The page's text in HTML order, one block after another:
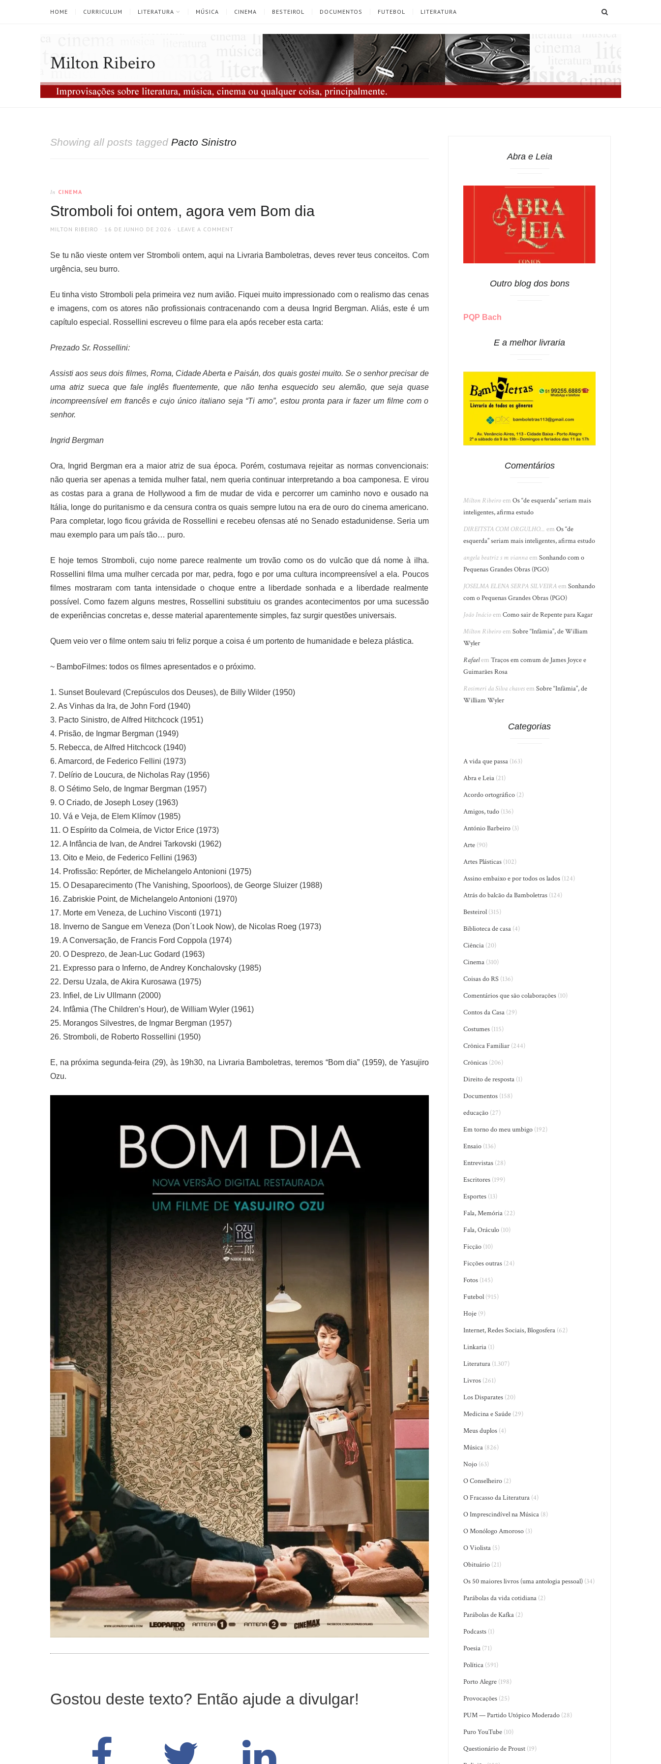
HOME CURRICULUM LITERATURA MÚSICA CINEMA BESTEIROL DOCUMENTOS FUTEBOL LITERATURA
Milton Ribeiro
Showing all posts tagged Pacto Sinistro
In CINEMA
Stromboli foi ontem, agora vem Bom dia
AUTHOR
MILTON RIBEIRO
POSTED
16 DE JUNHO DE 2026 LEAVE A COMMENT
Se tu não vieste ontem ver Stromboli ontem, aqui na Livraria Bamboletras, deves rever teus conceitos. Com
urgência, seu burro.
Eu tinha visto Stromboli pela primeira vez num avião. Fiquei muito impressionado com o realismo das cenas
e imagens, com os atores não profissionais contracenando com a deusa Ingrid Bergman. Aliás, este é um
capítulo especial. Rossellini escreveu o filme para ela após receber esta carta:
Prezado Sr. Rossellini:
Assisti aos seus dois filmes, Roma, Cidade Aberta e Paisán, dos quais gostei muito. Se o senhor precisar de
uma atriz sueca que fale inglês fluentemente, que não tenha esquecido seu alemão, que seja quase
incompreensível em francês e cujo único italiano seja “Ti amo”, estou pronta para ir fazer um filme com o
senhor.
Ingrid Bergman
Ora, Ingrid Bergman era a maior atriz de sua época. Porém, costumava rejeitar as normas convencionais:
não queria ser apenas a temida mulher fatal, nem queria continuar interpretando a boa camponesa. E virou
as costas para a grana de Hollywood a fim de mudar de vida e percorrer um caminho novo e ousado na
Itália, longe do puritanismo e da censura contra os quais sempre lutou na era de ouro do cinema americano.
Para completar, logo ficou grávida de Rossellini e recebeu ofensas até no Senado estadunidense. Seria um
mau exemplo para um país tão… puro.
E hoje temos Stromboli, cujo nome parece realmente um trovão como os do vulcão que dá nome à ilha.
Rossellini filma uma mulher cercada por mar, pedra, fogo e por uma cultura incompreensível a ela. Poucos
filmes mostraram com tanta intensidade o choque entre a liberdade sonhada e a liberdade realmente
possível. Como fazem alguns mestres, Rossellini substituiu os grandes acontecimentos por uma sucessão
de experiências concretas e, desse material aparentemente simples, faz surgir questões universais.
Quem veio ver o filme ontem saiu tri feliz porque a coisa é um portento de humanidade e beleza plástica.
~ BamboFilmes: todos os filmes apresentados e o próximo.
1. Sunset Boulevard (Crepúsculos dos Deuses), de Billy Wilder (1950)
2. As Vinhas da Ira, de John Ford (1940)
3. Pacto Sinistro, de Alfred Hitchcock (1951)
4. Prisão, de Ingmar Bergman (1949)
5. Rebecca, de Alfred Hitchcock (1940)
6. Amarcord, de Federico Fellini (1973)
7. Delírio de Loucura, de Nicholas Ray (1956)
8. O Sétimo Selo, de Ingmar Bergman (1957)
9. O Criado, de Joseph Losey (1963)
10. Vá e Veja, de Elem Klímov (1985)
11. O Espírito da Colmeia, de Victor Erice (1973)
12. A Infância de Ivan, de Andrei Tarkovski (1962)
13. Oito e Meio, de Federico Fellini (1963)
14. Profissão: Repórter, de Michelangelo Antonioni (1975)
15. O Desaparecimento (The Vanishing, Spoorloos), de George Sluizer (1988)
16. Zabriskie Point, de Michelangelo Antonioni (1970)
17. Morte em Veneza, de Luchino Visconti (1971)
18. Inverno de Sangue em Veneza (Don´t Look Now), de Nicolas Roeg (1973)
19. A Conversação, de Francis Ford Coppola (1974)
20. O Desprezo, de Jean-Luc Godard (1963)
21. Expresso para o Inferno, de Andrey Konchalovsky (1985)
22. Dersu Uzala, de Akira Kurosawa (1975)
23. Infiel, de Liv Ullmann (2000)
24. Infâmia (The Children’s Hour), de William Wyler (1961)
25. Morangos Silvestres, de Ingmar Bergman (1957)
26. Stromboli, de Roberto Rossellini (1950)
E, na próxima segunda-feira (29), às 19h30, na Livraria Bamboletras, teremos “Bom dia” (1959), de Yasujiro
Ozu.
Gostou deste texto? Então ajude a divulgar!
Abra e Leia
Outro blog dos bons
PQP Bach
E a melhor livraria
Comentários
Milton RibeiroemOs “de esquerda” seriam mais
inteligentes, afirma estudo
DIREITSTA COM ORGULHO... emOs “de
esquerda” seriam mais inteligentes, afirma estudo
angela beatriz s m viannaemSonhando com o
Pequenas Grandes Obras (PGO)
JOSELMA ELENA SERPA SILVEIRAemSonhando
com o Pequenas Grandes Obras (PGO)
João InácioemComo sair de Repente para Kagar
Milton RibeiroemSobre “Infâmia”, de William
Wyler
RafaelemTraços em comum de James Joyce e
Guimarães Rosa
Rosimeri da Silva chavesemSobre “Infâmia”, de
William Wyler
Categorias
A vida que passa (163)
Abra e Leia (21)
Acordo ortográfico (2)
Amigos, tudo (136)
António Barbeiro (3)
Arte (90)
Artes Plásticas (102)
Assino embaixo e por todos os lados (124)
Atrás do balcão da Bamboletras (124)
Besteirol (315)
Biblioteca de casa (4)
Ciência (20)
Cinema (310)
Coisas do RS (136)
Comentários que são colaborações (10)
Contos da Casa (29)
Costumes (115)
Crônica Familiar (244)
Crônicas (206)
Direito de resposta (1)
Documentos (158)
educação (27)
Em torno do meu umbigo (192)
Ensaio (136)
Entrevistas (28)
Escritores (199)
Esportes (13)
Fala, Memória (22)
Fala, Oráculo (10)
Ficção (10)
Ficções outras (24)
Fotos (145)
Futebol (915)
Hoje (9)
Internet, Redes Sociais, Blogosfera (62)
Linkaria (1)
Literatura (1.307)
Livros (261)
Los Disparates (20)
Medicina e Saúde (29)
Meus duplos (4)
Música (826)
Nojo (63)
O Conselheiro (2)
O Fracasso da Literatura (4)
O Imprescindível na Música (8)
O Monólogo Amoroso (3)
O Violista (5)
Obituário (21)
Os 50 maiores livros (uma antologia pessoal) (34)
Parábolas da vida cotidiana (2)
Parábolas de Kafka (2)
Podcasts (1)
Poesia (71)
Política (591)
Porto Alegre (198)
Provocações (25)
PUM — Partido Utópico Moderado (28)
Puro YouTube (10)
Questionário de Proust (19)